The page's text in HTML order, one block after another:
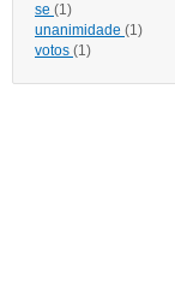
se (1)
unanimidade (1)
votos (1)